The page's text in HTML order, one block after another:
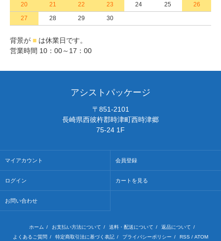
20
21 22 23 24 25
26
27
28 29 30
背景が ■ は休業日です。
営業時間 10：00～17：00
アシストパッケージ
〒851-2101
長崎県西彼杵郡時津町西時津郷
75-24 1F
マイアカウント 会員登録
ログイン カートを見る
お問い合わせ
ホーム / お支払い方法について / 送料・配送について / 返品について /
よくあるご質問 / 特定商取引法に基づく表記 / プライバシーポリシー / RSS / ATOM